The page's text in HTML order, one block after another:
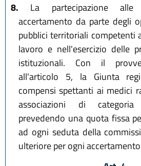
8. La partecipazione alle
accertamento da parte degli
pubblici territoriali competenti
lavoro e nell'esercizio delle
istituzionali. Con il
all'articolo 5, la Giunta
compensi spettanti ai medici
associazioni di
prevedendo una quota fissa
ad ogni seduta della
ulteriore per ogni